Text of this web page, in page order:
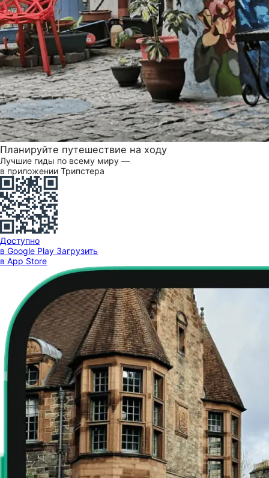
Планируйте путешествие на ходу
Лучшие гиды по всему миру —
в приложении Трипстера
Доступно
в Google Play Загрузить
в App Store